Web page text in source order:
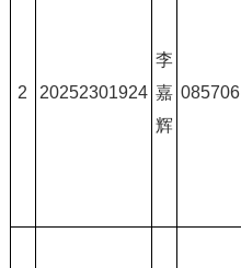
2 20252301924
李
嘉
辉
085706